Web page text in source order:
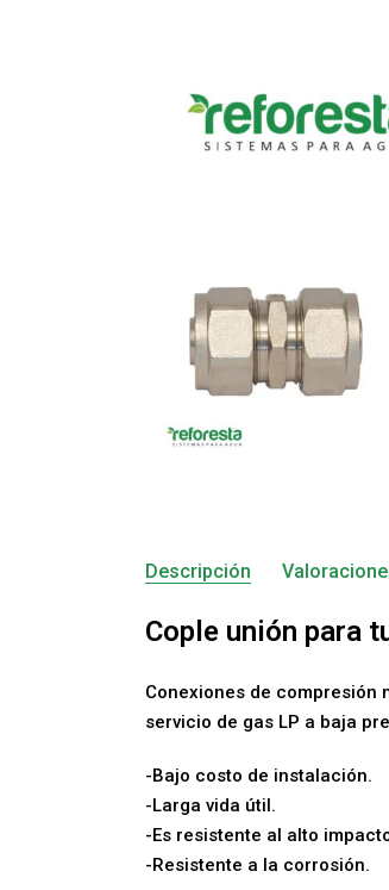
Descripción
Cople unión para
Conexiones de compresión
servicio de gas LP a baja
-Bajo costo de instalación.
-Larga vida útil.
-Es resistente al alto
-Resistente a la corrosión.